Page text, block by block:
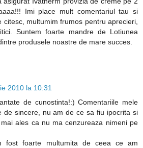
Imi place mult comentariul tau si
citesc, multumim frumos pentru aprecieri,
Suntem foarte mandre de Lotiunea
produsele noastre de mare succes.
2010 la 10:31
de cunostinta!:) Comentariile mele
de sincere, nu am de ce sa fiu ipocrita si
ales ca nu ma cenzureaza nimeni pe
fost foarte multumita de ceea ce am